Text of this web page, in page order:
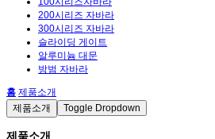
200시리즈 자바라
300시리즈 자바라
슬라이딩 게이트
알루미늄 대문
방범 자바라
홈 제품소개
제품소개
Toggle Dropdown
제품소개